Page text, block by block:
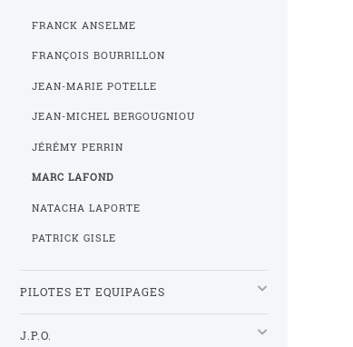
FRANCK ANSELME
FRANÇOIS BOURRILLON
JEAN-MARIE POTELLE
JEAN-MICHEL BERGOUGNIOU
JÉRÉMY PERRIN
MARC LAFOND
NATACHA LAPORTE
PATRICK GISLE
PILOTES ET EQUIPAGES
J.P.O.